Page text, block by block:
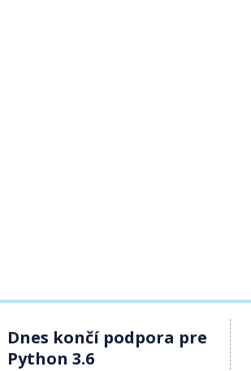
Dnes končí podpora pre
Python 3.6